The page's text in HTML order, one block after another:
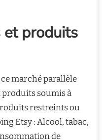
et produits
marché parallèle
produits soumis à
restreints ou
Etsy : Alcool, tabac,
de